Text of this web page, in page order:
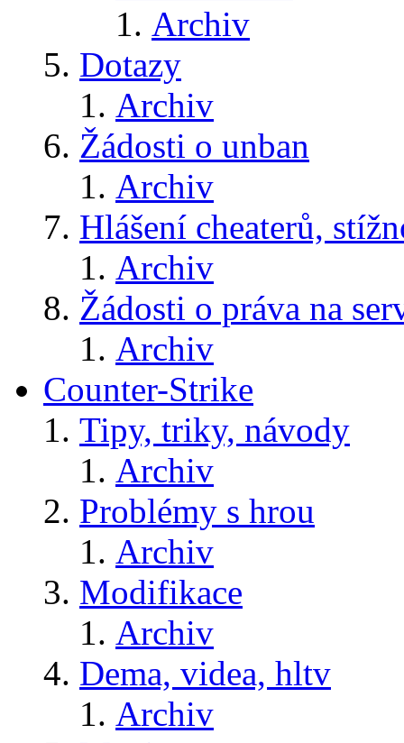
Archiv
Dotazy
Archiv
Žádosti o unban
Archiv
Hlášení cheaterů,
Archiv
Žádosti o práva na
Archiv
Counter-Strike
Tipy, triky, návody
Archiv
Problémy s hrou
Archiv
Modifikace
Archiv
Dema, videa, hltv
Archiv